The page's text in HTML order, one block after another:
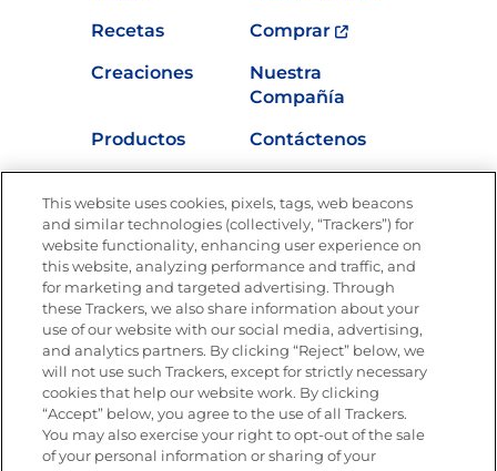
Recetas
Comprar
Creaciones
Nuestra
Compañía
Productos
Contáctenos
Nutrición
Únete a La Cocina Goya®
Recibe Nuevas Recetas, Ofertas Especiales y
Promociones
Email(Obligatorio)
This website uses cookies, pixels, tags, web beacons
and similar technologies (collectively, “Trackers”) for
website functionality, enhancing user experience on
this website, analyzing performance and traffic, and
for marketing and targeted advertising. Through
these Trackers, we also share information about your
use of our website with our social media, advertising,
and analytics partners. By clicking “Reject” below, we
will not use such Trackers, except for strictly necessary
cookies that help our website work. By clicking
“Accept” below, you agree to the use of all Trackers.
You may also exercise your right to opt-out of the sale
of your personal information or sharing of your